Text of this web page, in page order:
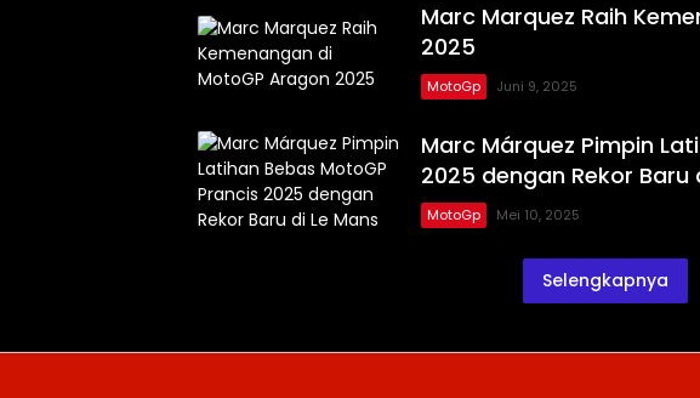
Marc Marquez Raih
2025
MotoGp Juni 9, 2025
Marc Márquez Pimpin
2025 dengan Rekor Baru
MotoGp Mei 10, 2025
Selengkapnya